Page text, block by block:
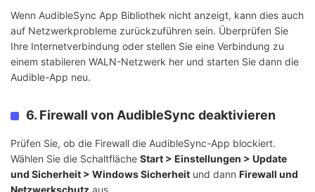
Wenn AudibleSync App Bibliothek nicht anzeigt, kann dies auch
auf Netzwerkprobleme zurückzuführen sein. Überprüfen Sie
Ihre Internetverbindung oder stellen Sie eine Verbindung zu
einem stabileren WALN-Netzwerk her und starten Sie dann die
Audible-App neu.
6. Firewall von AudibleSync deaktivieren
Prüfen Sie, ob die Firewall die AudibleSync-App blockiert.
Wählen Sie die Schaltfläche Start > Einstellungen > Update
und Sicherheit > Windows Sicherheit und dann Firewall und
Netzwerkschutz aus.